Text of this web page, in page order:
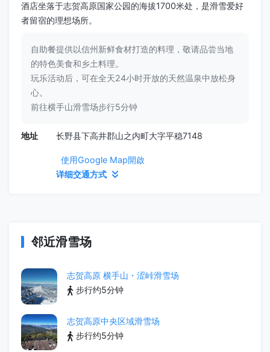
酒店坐落于志贺高原国家公园的海拔1700米处，是滑雪爱好
者留宿的理想场所。
自助餐提供以信州新鲜食材打造的料理，敬请品尝当地
的特色美食和乡土料理。
玩乐活动后，可在全天24小时开放的天然温泉中放松身
心。
前往横手山滑雪场步行5分钟
地址 长野县下高井郡山之内町大字平稳7148
使用Google Map開啟
详细交通方式
邻近滑雪场
志贺高原 横手山・涩峠滑雪场
步行约5分钟
志贺高原中央区域滑雪场
步行约5分钟